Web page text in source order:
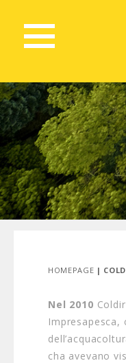
HOMEPAGE |
Nel 2010
cha avevano